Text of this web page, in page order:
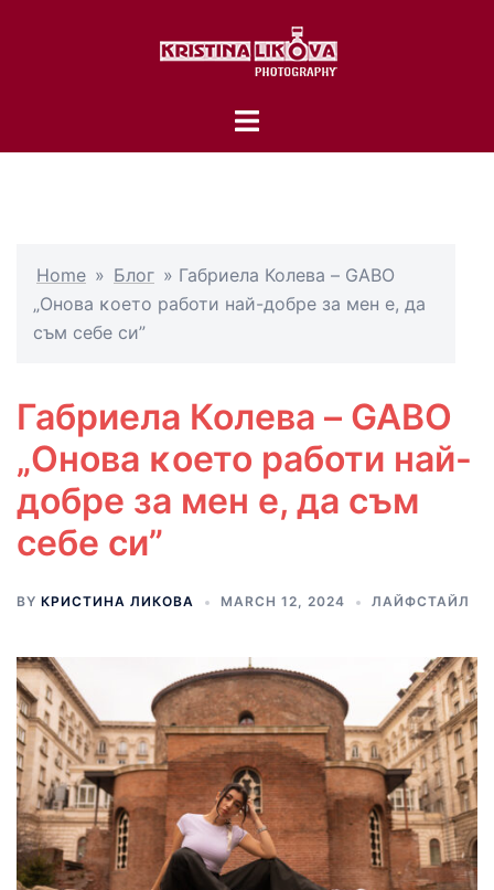
Toggle
Home » Блог » Габриела Колева – GABO
„Онова ĸоето работи най-добре за мен е, да
съм себе си”
Габриела Колева – GABO
„Онова ĸоето работи най-
добре за мен е, да съм
себе си”
BY КРИСТИНА ЛИКОВА MARCH 12, 2024 ЛАЙФСТАЙЛ